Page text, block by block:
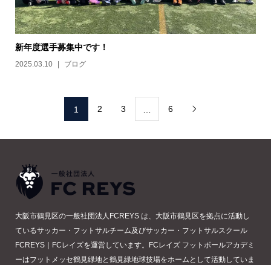
新年度選手募集中です！
2025.03.10 ブログ
1 2 3 6 
大阪市鶴見区の一般社団法人FCREYS は、大阪市鶴見区を拠点に活動し
ているサッカー・フットサルチーム及びサッカー・フットサルスクール
FCREYS｜FCレイズを運営しています。FCレイズ フットボールアカデミ
ーはフットメッセ鶴見緑地と鶴見緑地球技場をホームとして活動していま